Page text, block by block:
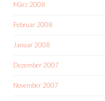
März 2008
Februar 2008
Januar 2008
Dezember 2007
November 2007